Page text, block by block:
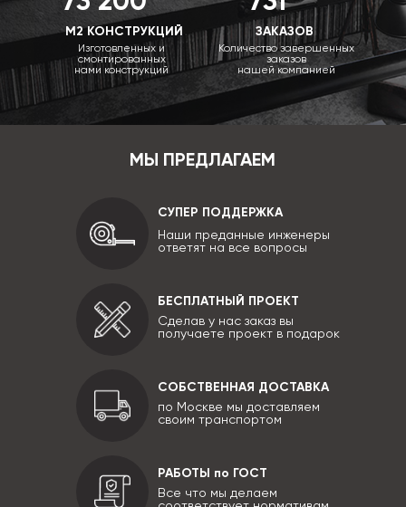
М2 КОНСТРУКЦИЙ
Изготовленных и
смонтированных
нами конструкций
ЗАКАЗОВ
Количество завершенных
заказов
нашей компанией
МЫ ПРЕДЛАГАЕМ
СУПЕР ПОДДЕРЖКА
Наши преданные инженеры
ответят на все вопросы
БЕСПЛАТНЫЙ ПРОЕКТ
Сделав у нас заказ вы
получаете проект в подарок
СОБСТВЕННАЯ ДОСТАВКА
по Москве мы доставляем
своим транспортом
РАБОТЫ по ГОСТ
Все что мы делаем